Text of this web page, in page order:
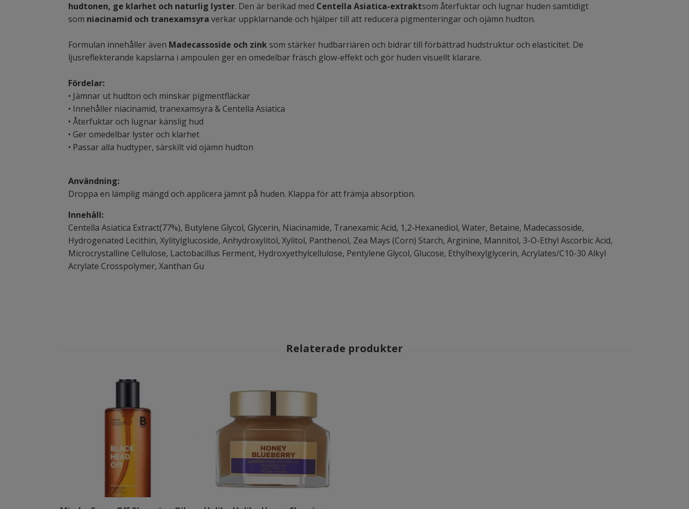
hudtonen, ge klarhet och naturlig lyster. Den är berikad med Centella Asiatica-extraktsom återfuktar och lugnar huden samtidigt
som niacinamid och tranexamsyra verkar uppklarnande och hjälper till att reducera pigmenteringar och ojämn hudton.
Formulan innehåller även Madecassoside och zink som stärker hudbarriären och bidrar till förbättrad hudstruktur och elasticitet. De
ljusreflekterande kapslarna i ampoulen ger en omedelbar fräsch glow-effekt och gör huden visuellt klarare.
Fördelar:
• Jämnar ut hudton och minskar pigmentfläckar
• Innehåller niacinamid, tranexamsyra & Centella Asiatica
• Återfuktar och lugnar känslig hud
• Ger omedelbar lyster och klarhet
• Passar alla hudtyper, särskilt vid ojämn hudton
Användning:
Droppa en lämplig mängd och applicera jämnt på huden. Klappa för att främja absorption.
Innehåll:
Centella Asiatica Extract(77%), Butylene Glycol, Glycerin, Niacinamide, Tranexamic Acid, 1,2-Hexanediol, Water, Betaine, Madecassoside,
Hydrogenated Lecithin, Xylitylglucoside, Anhydroxylitol, Xylitol, Panthenol, Zea Mays (Corn) Starch, Arginine, Mannitol, 3-O-Ethyl Ascorbic Acid,
Microcrystalline Cellulose, Lactobacillus Ferment, Hydroxyethylcellulose, Pentylene Glycol, Glucose, Ethylhexylglycerin, Acrylates/C10-30 Alkyl
Acrylate Crosspolymer, Xanthan Gu